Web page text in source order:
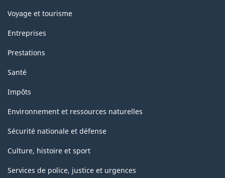
Voyage et tourisme
Entreprises
Prestations
Santé
Impôts
Environnement et ressources naturelles
Sécurité nationale et défense
Culture, histoire et sport
Services de police, justice et urgences